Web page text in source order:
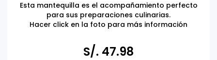
Esta mantequilla es el acompañamiento perfecto
para sus preparaciones culinarias.
Hacer click en la foto para más información
S/. 47.98